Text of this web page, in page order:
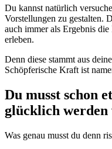
Du kannst natürlich
Vorstellungen zu gestalten.
auch immer als Ergebnis
erleben.
Denn diese stammt aus
Schöpferische Kraft ist
Du musst schon
glücklich werden
Was genau musst du denn